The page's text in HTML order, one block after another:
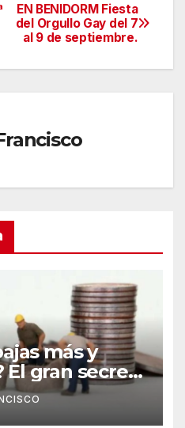
EN BENIDORM Fiesta
del Orgullo Gay del 7
al 9 de septiembre.
más y
El gran secreto
españoles